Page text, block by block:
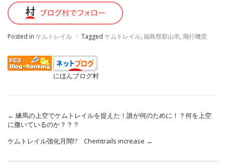
Posted in ケムトレイル · Tagged ケムトレイル, 福島県郡山市, 飛行機雲
にほんブログ村
← 練馬の上空でケムトレイルを捉えた！誰が何のために！？何を上空
に撒いているのか？？？
ケムトレイル強化月間!? Chemtrails increase →